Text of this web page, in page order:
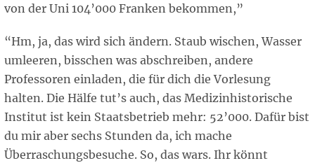
von der Uni 104’000 Franken bekommen,”
“Hm, ja, das wird sich ändern. Staub wischen, Wasser
umleeren, bisschen was abschreiben, andere
Professoren einladen, die für dich die Vorlesung
halten. Die Hälfe tut’s auch, das Medizinhistorische
Institut ist kein Staatsbetrieb mehr: 52’000. Dafür bist
du mir aber sechs Stunden da, ich mache
Überraschungsbesuche. So, das wars. Ihr könnt